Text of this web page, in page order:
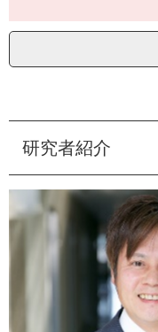
教職員の皆さま
G
検
研究者紹介